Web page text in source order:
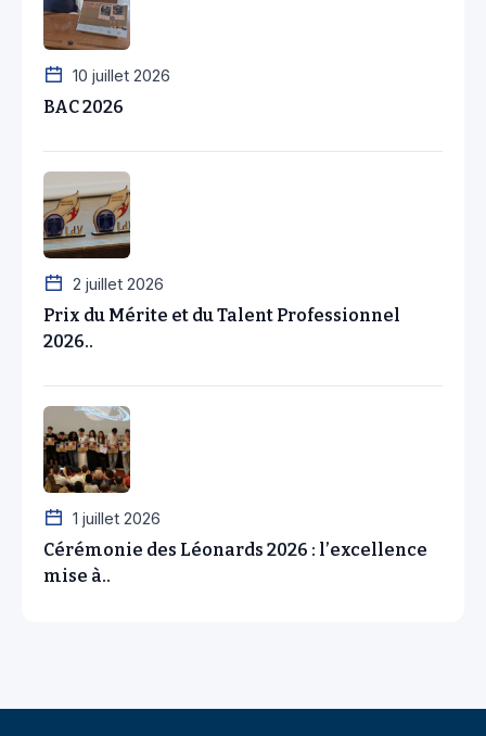
10 juillet 2026
BAC 2026
2 juillet 2026
Prix du Mérite et du Talent Professionnel
2026..
1 juillet 2026
Cérémonie des Léonards 2026 : l’excellence
mise à..